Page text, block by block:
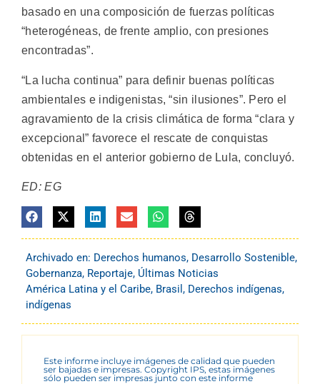
basado en una composición de fuerzas políticas
“heterogéneas, de frente amplio, con presiones
encontradas”.
“La lucha continua” para definir buenas políticas
ambientales e indigenistas, “sin ilusiones”. Pero el
agravamiento de la crisis climática de forma “clara y
excepcional” favorece el rescate de conquistas
obtenidas en el anterior gobierno de Lula, concluyó.
ED: EG
Archivado en: Derechos humanos, Desarrollo Sostenible,
Gobernanza, Reportaje, Últimas Noticias
América Latina y el Caribe, Brasil , Derechos indígenas,
indígenas
Este informe incluye imágenes de calidad que pueden
ser bajadas e impresas. Copyright IPS, estas imágenes
sólo pueden ser impresas junto con este informe